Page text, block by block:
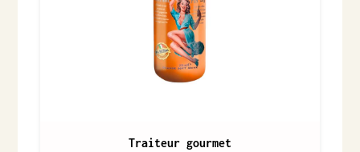
Traiteur gourmet